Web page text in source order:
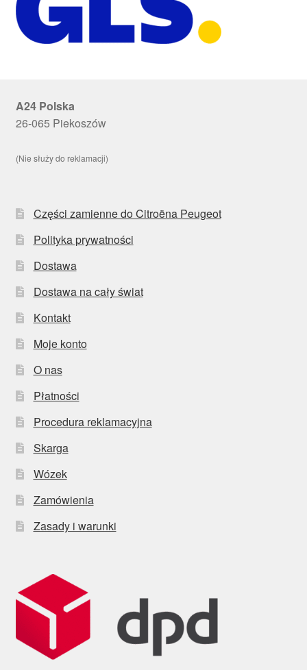
A24 Polska
26-065 Piekoszów
(Nie służy do reklamacji)
Części zamienne do Citroëna Peugeot
Polityka prywatności
Dostawa
Dostawa na cały świat
Kontakt
Moje konto
O nas
Płatności
Procedura reklamacyjna
Skarga
Wózek
Zamówienia
Zasady i warunki